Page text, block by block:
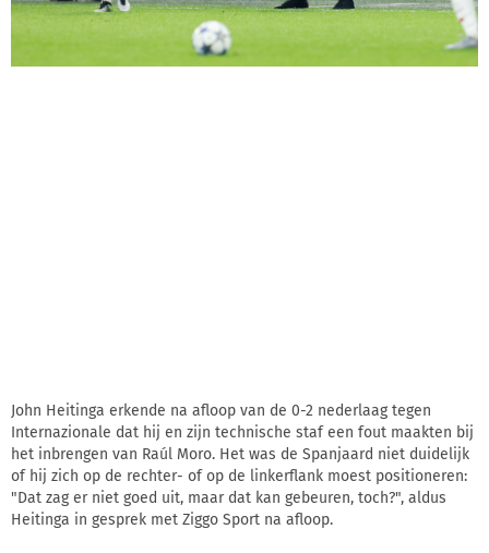
John Heitinga erkende na afloop van de 0-2 nederlaag tegen
Internazionale dat hij en zijn technische staf een fout maakten bij
het inbrengen van Raúl Moro. Het was de Spanjaard niet duidelijk
of hij zich op de rechter- of op de linkerflank moest positioneren:
"Dat zag er niet goed uit, maar dat kan gebeuren, toch?", aldus
Heitinga in gesprek met Ziggo Sport na afloop.